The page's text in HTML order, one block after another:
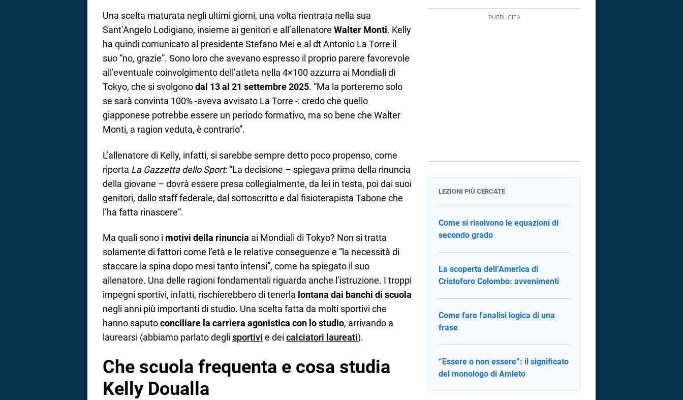
Una scelta maturata negli ultimi giorni, una volta rientrata nella sua
Sant’Angelo Lodigiano, insieme ai genitori e all’allenatore Walter Monti. Kelly
ha quindi comunicato al presidente Stefano Mei e al dt Antonio La Torre il
suo “no, grazie”. Sono loro che avevano espresso il proprio parere favorevole
all’eventuale coinvolgimento dell’atleta nella 4×100 azzurra ai Mondiali di
Tokyo, che si svolgonodal 13 al 21 settembre 2025. “Ma la porteremo solo
se sarà convinta 100% -aveva avvisato La Torre -: credo che quello
giapponese potrebbe essere un periodo formativo, ma so bene che Walter
Monti, a ragion veduta, è contrario”.
L’allenatore di Kelly, infatti, si sarebbe sempre detto poco propenso, come
riporta La Gazzetta dello Sport: “La decisione – spiegava prima della rinuncia
della giovane – dovrà essere presa collegialmente, da lei in testa, poi dai suoi
genitori, dallo staff federale, dal sottoscritto e dal fisioterapista Tabone che
l’ha fatta rinascere”.
Ma quali sono i motivi della rinuncia ai Mondiali di Tokyo? Non si tratta
solamente di fattori come l’età e le relative conseguenze e “la necessità di
staccare la spina dopo mesi tanto intensi”, come ha spiegato il suo
allenatore. Una delle ragioni fondamentali riguarda anche l’istruzione. I troppi
impegni sportivi, infatti, rischierebbero di tenerla lontana dai banchi di scuola
negli anni più importanti di studio. Una scelta fatta da molti sportivi che
hanno saputoconciliare la carriera agonistica con lo studio, arrivando a
laurearsi (abbiamo parlato degli sportivi e dei calciatori laureati).
Che scuola frequenta e cosa studia
Kelly Doualla
LEZIONI PIÙ CERCATE
Come si risolvono le equazioni di
secondo grado
La scoperta dell’America di
Cristoforo Colombo: avvenimenti
Come fare l'analisi logica di una
frase
“Essere o non essere”: il significato
del monologo di Amleto